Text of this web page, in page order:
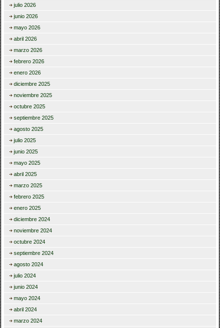
julio 2026
junio 2026
mayo 2026
abril 2026
marzo 2026
febrero 2026
enero 2026
diciembre 2025
noviembre 2025
octubre 2025
septiembre 2025
agosto 2025
julio 2025
junio 2025
mayo 2025
abril 2025
marzo 2025
febrero 2025
enero 2025
diciembre 2024
noviembre 2024
octubre 2024
septiembre 2024
agosto 2024
julio 2024
junio 2024
mayo 2024
abril 2024
marzo 2024